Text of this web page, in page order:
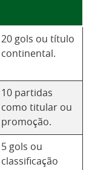
20 gols ou título
continental.
10 partidas
como titular ou
promoção.
5 gols ou
classificação